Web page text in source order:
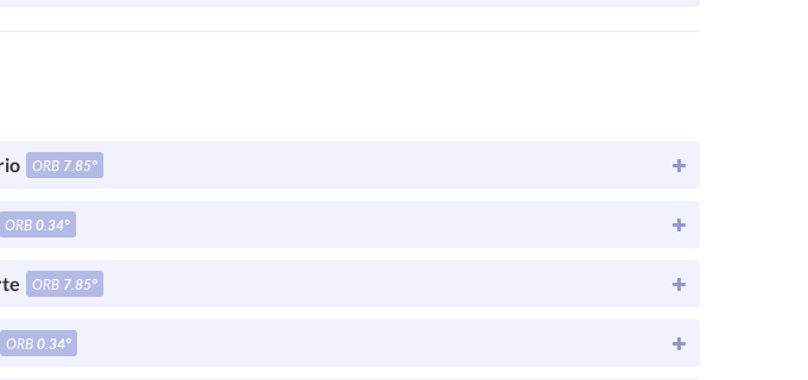
ORB 7.85°
ORB0.34°
ORB 7.85°
ORB0.34°